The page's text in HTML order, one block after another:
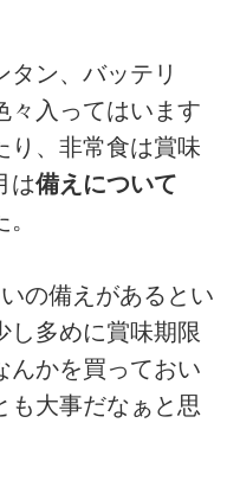
ン、バッテリ
々入ってはいます
り、非常食は賞味
は備えについて
の備えがあるとい
し多めに賞味期限
んかを買っておい
も大事だなぁと思